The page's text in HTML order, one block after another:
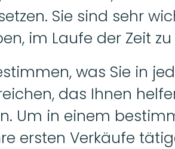
Sie sind sehr
im Laufe der Zeit
was Sie in
das Ihnen
Um in einem
ersten Verkäufe